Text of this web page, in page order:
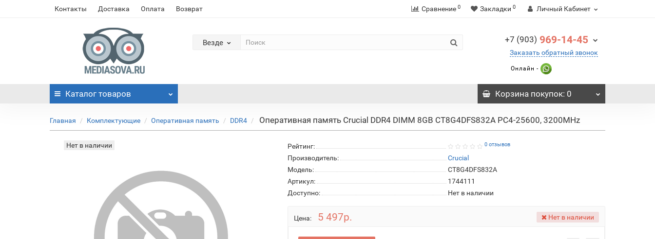
Контакты Доставка Оплата Возврат Сравнение 0 Закладки 0 Личный Кабинет
Везде +7 (903) 969-14-45
Заказать обратный звонок
Онлайн -
Каталог товаров Корзинапокупок: 0
Главная Комплектующие Оперативная память DDR4 Оперативная память Crucial DDR4 DIMM 8GB CT8G4DFS832A PC4-25600, 3200MHz
Нет в наличии Рейтинг: 0 отзывов
Производитель:
Crucial
Модель:
CT8G4DFS832A
Артикул:
1744111
Доступно:
Нет в наличии
Цена: 5 497р. Нет в наличии